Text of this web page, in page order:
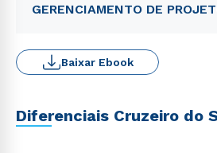
GERENCIAMENTO DE
Baixar Ebook
Diferenciais Cruzeiro do